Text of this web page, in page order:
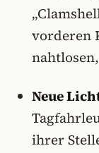
vorderen
Neue
ihrer